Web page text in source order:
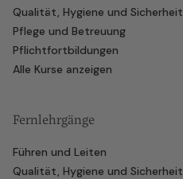
Qualität, Hygiene und Sicherheit
Pflege und Betreuung
Pflichtfortbildungen
Alle Kurse anzeigen
Fernlehrgänge
Führen und Leiten
Qualität, Hygiene und Sicherheit